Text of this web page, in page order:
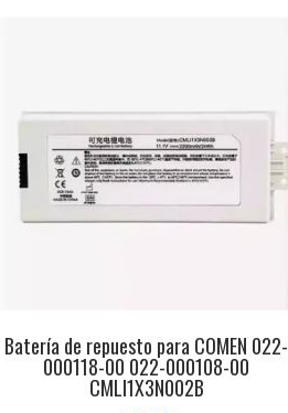
Batería de repuesto para COMEN 022-
000118-00 022-000108-00
CMLI1X3N002B